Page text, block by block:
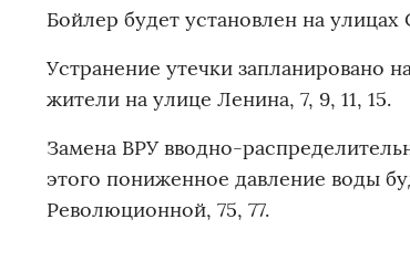
Бойлер будет установлен на
Устранение утечки запланировано
жители на улице Ленина, 7, 9, 11, 15.
Замена ВРУ вводно-
этого пониженное давление воды
Революционной, 75, 77.